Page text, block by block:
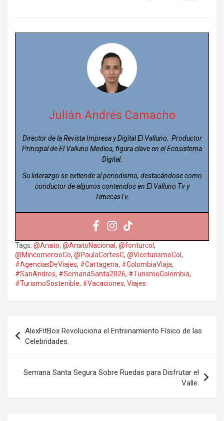
Julián Andrés Camacho
Director de la Revista Impresa y Digital El Valluno, Productor
Principal de El Valluno Medios, figura clave en el Ecosistema
Digital.
Su liderazgo se extiende al periodismo, destacándose como
conductor de algunos contenidos en El Valluno Tv y
TimecasTv.
Tags: @Anato, @AnatoNacional, @fonturcol ,
@MincomercioCo, @PaulaCortesC, @ViceturismoCol ,
#AgenciasDeViajes, #Cartagena, #ColombiaViaja,
#SanAndres, #SemanaSanta2026, #TurismoColombia,
#TurismoSostenible, #Vacaciones, Viajes
de
entradas
AlexFitBox Revoluciona el Entrenamiento Físico de las
Celebridades.
Semana Santa Segura Sobre Ruedas para Disfrutar el
Valle.